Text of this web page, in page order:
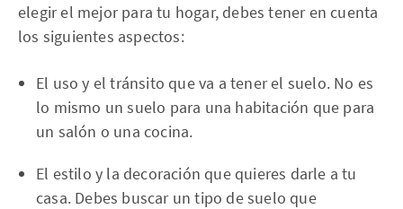
elegir el mejor para tu hogar, debes tener en cuenta
los siguientes aspectos:
El uso y el tránsito que va a tener el suelo. No es
lo mismo un suelo para una habitación que para
un salón o una cocina.
El estilo y la decoración que quieres darle a tu
casa. Debes buscar un tipo de suelo que